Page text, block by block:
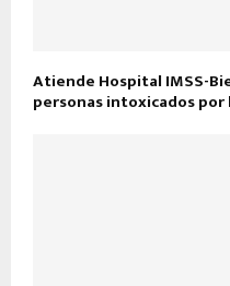
Atiende Hospital IMSS-
personas intoxicados